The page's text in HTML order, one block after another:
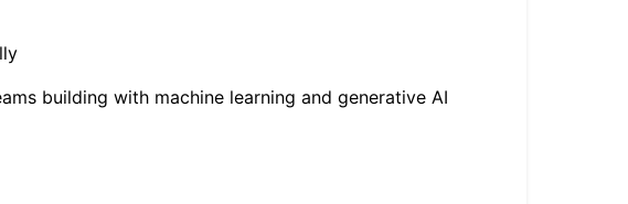
building with machine learning and generative AI